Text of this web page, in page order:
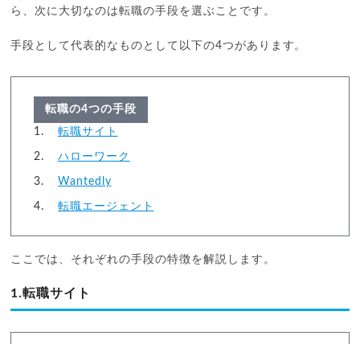
ら、次に大切なのは転職の手段を選ぶことです。
手段として代表的なものとして以下の4つがあります。
転職の4つの手段
転職サイト
ハローワーク
Wantedly
転職エージェント
ここでは、それぞれの手段の特徴を解説します。
1.転職サイト